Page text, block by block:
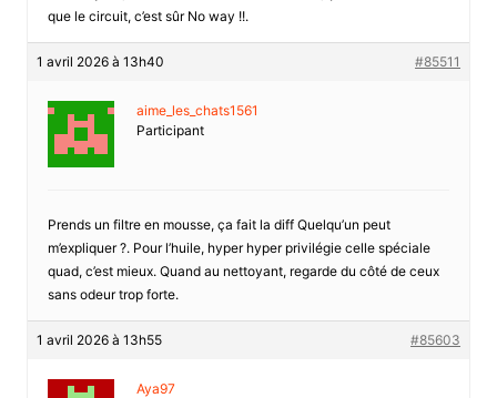
que le circuit, c’est sûr No way !!.
1 avril 2026 à 13h40 #85511
aime_les_chats1561
Participant
Prends un filtre en mousse, ça fait la diff Quelqu’un peut
m’expliquer ?. Pour l’huile, hyper hyper privilégie celle spéciale
quad, c’est mieux. Quand au nettoyant, regarde du côté de ceux
sans odeur trop forte.
1 avril 2026 à 13h55 #85603
Aya97